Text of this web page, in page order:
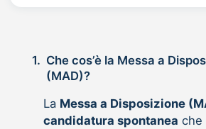
1. Che cos’è la Messa a Disposizione
(MAD)?
La Messa a Disposizione
candidatura spontanea che